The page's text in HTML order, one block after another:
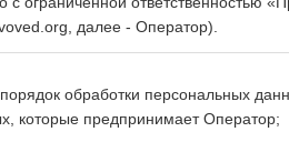
далее - Оператор).
обработки персональных
которые предпринимает Оператор;